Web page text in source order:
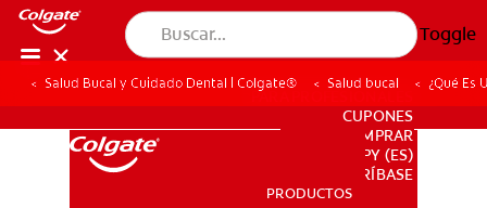
Toggle
PRODUCTOS
PARA PROFESIONALES
CUPONES
DONDE COMPRAR
PY (ES)
SUSCRÍBASE
PRODUCTOS
Salud Bucal y Cuidado Dental | Colgate® Salud bucal ¿Qué Es